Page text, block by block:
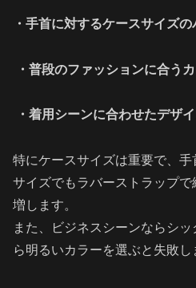
・手首に対するケースサイズの
・普段のファッションに合う
・着用シーンに合わせたデザ
特にケースサイズは重要で、
サイズでもラバーストラップ
増します。
また、ビジネスシーンならシ
ら明るいカラーを選ぶと失敗し